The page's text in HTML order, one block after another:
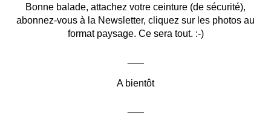
Bonne balade, attachez votre ceinture (de sécurité),
abonnez-vous à la Newsletter, cliquez sur les photos au
format paysage. Ce sera tout. :-)
A bientôt